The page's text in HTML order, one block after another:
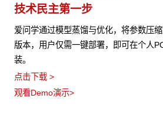
技术民主第一步
爱问学通过模型蒸馏与优化，将参数压
版本，用户仅需一键部署，即可在个人
装。
点击下载 >
观看Demo演示>